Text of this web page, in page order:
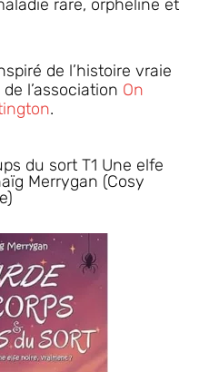
rare, orpheline et
de l’histoire vraie
l’association On
.
du sort T1 Une elfe
Merrygan (Cosy